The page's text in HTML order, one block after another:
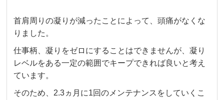
首肩周りの凝りが減ったことによって、頭痛がなくな
りました。
仕事柄、凝りをゼロにすることはできませんが、凝り
レベルをある一定の範囲でキープできれば良いと考え
ています。
そのため、2.3ヵ月に1回のメンテナンスをしていくこ